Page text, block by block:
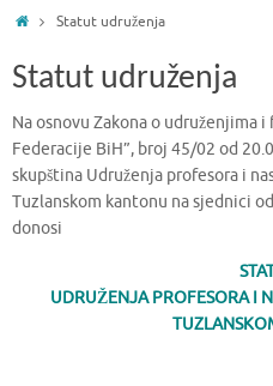
Statut udruženja
Statut udruženja
Na osnovu Zakona o udruženjima
Federacije BiH”, broj 45/02 od
skupština Udruženja profesora i
Tuzlanskom kantonu na sjednici
donosi
UDRUŽENJA PROFESORA I